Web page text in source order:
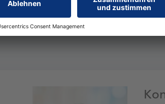
wer­den, denn grel­les Licht wür­de
kom­bi­niert, spart zu­dem